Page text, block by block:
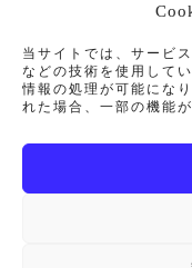
当サイトでは、サービ
などの技術を使用して
情報の処理が可能にな
れた場合、一部の機能
製造業DXサービ
Dynamics365支
PowerApps支援
PowerApps
セミナー情報リソ